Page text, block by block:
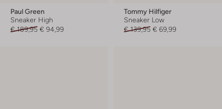
Paul Green
Sneaker High
€ 189,95 € 94,99
Tommy Hilfiger
Sneaker Low
€ 139,95 € 69,99